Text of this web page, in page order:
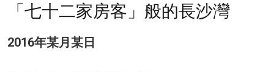
「七十二家房客」般的長沙灣
2016年某月某日